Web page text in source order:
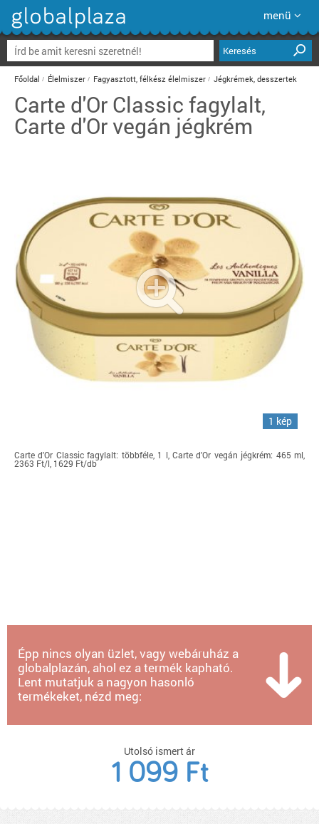
menü
Keresés
Főoldal Élelmiszer Fagyasztott, félkész élelmiszer Jégkrémek, desszertek
Carte d'Or Classic fagylalt,
Carte d'Or vegán jégkrém
1 kép
Carte d'Or Classic fagylalt: többféle, 1 l, Carte d'Or vegán jégkrém: 465 ml,
2363 Ft/l, 1629 Ft/db
Épp nincs olyan üzlet, vagy webáruház a
globalplazán, ahol ez a termék kapható.
Lent mutatjuk a nagyon hasonló
termékeket, nézd meg:
Utolsó ismert ár
1 099 Ft